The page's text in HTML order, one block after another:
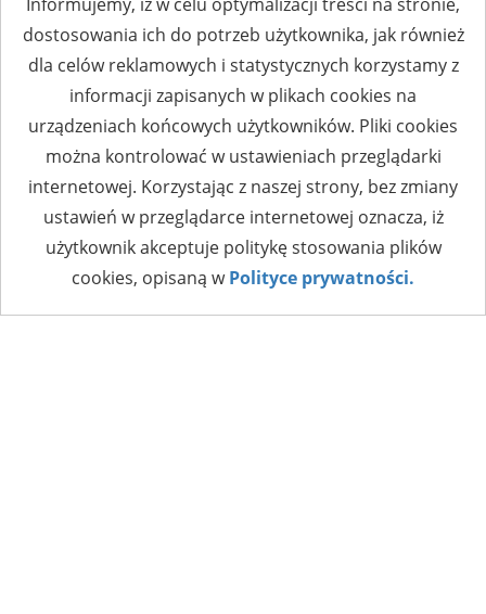
dostosowania ich do potrzeb użytkownika, jak również
dla celów reklamowych i statystycznych korzystamy z
informacji zapisanych w plikach cookies na
urządzeniach końcowych użytkowników. Pliki cookies
można kontrolować w ustawieniach przeglądarki
internetowej. Korzystając z naszej strony, bez zmiany
ustawień w przeglądarce internetowej oznacza, iż
użytkownik akceptuje politykę stosowania plików
cookies, opisaną wPolityce prywatności.